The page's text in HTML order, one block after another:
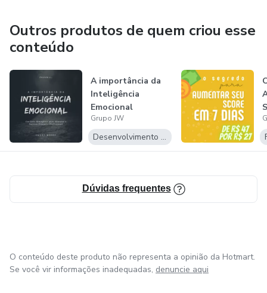
Não perca mais tempo e comece a explorar nossos
produtos agora mesmo! Acreditamos que nossos produtos
físicos e infoprodutos podem ajudá-lo(a) a alcançar seus
objetivos e transformar sua vida.
Outros produtos de quem criou esse
conteúdo
A importância da
Inteligência
Emocional
Grupo JW
Desenvolvimento Pessoal
Dúvidas frequentes
O conteúdo deste produto não representa a opinião da Hotmart.
Se você vir informações inadequadas, denuncie aqui